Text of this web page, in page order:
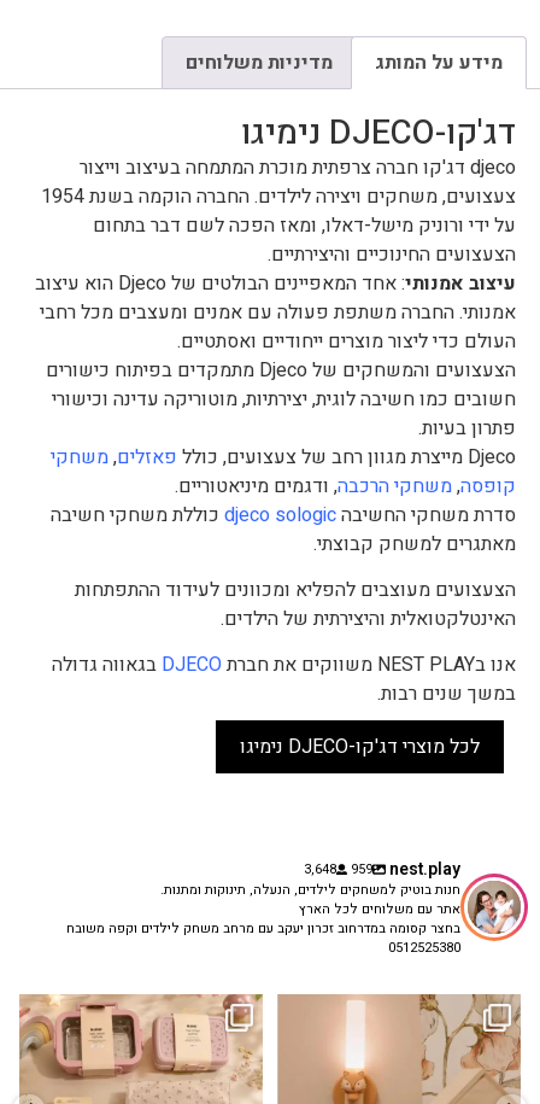
מידע על המותג מדיניות משלוחים
דג'קו-DJECO נימיגו
djeco דג'קו חברה צרפתית מוכרת המתמחה בעיצוב וייצור
צעצועים, משחקים ויצירה לילדים. החברה הוקמה בשנת 1954
על ידי ורוניק מישל-דאלו, ומאז הפכה לשם דבר בתחום
הצעצועים החינוכיים והיצירתיים.
עיצוב אמנותי
: אחד המאפיינים הבולטים של Djeco הוא עיצוב
אמנותי. החברה משתפת פעולה עם אמנים ומעצבים מכל רחבי
העולם כדי ליצור מוצרים ייחודיים ואסתטיים.
הצעצועים והמשחקים של Djeco מתמקדים בפיתוח כישורים
חשובים כמו חשיבה לוגית, יצירתיות, מוטוריקה עדינה וכישורי
פתרון בעיות.
Djeco מייצרת מגוון רחב של צעצועים, כולל
פאזלים,משחקי
קופסה,משחקי הרכבה, ודגמים מיניאטוריים.
סדרת משחקי החשיבהdjeco sologic כוללת משחקי חשיבה
מאתגרים למשחק קבוצתי.
הצעצועים מעוצבים להפליא ומכוונים לעידוד ההתפתחות
האינטלקטואלית והיצירתית של הילדים.
אנו בNEST PLAY משווקים את חברת
DJECO בגאווה גדולה
במשך שנים רבות.
לכל מוצרי דג'קו-DJECO נימיגו
nest.play
959
3,648
חנות בוטיק למשחקים לילדים, הנעלה, תינוקות ומתנות.
אתר עם משלוחים לכל הארץ
בחצר קסומה במדרחוב זכרון יעקב עם מרחב משחק לילדים וקפה משובח
0512525380
✨ חוזרים למסגרת בסטייל! ✨
הקולקציה החדשה...
9 4
גם פריט עיצובי לחדר, גם מנורת לילה
...
3 0